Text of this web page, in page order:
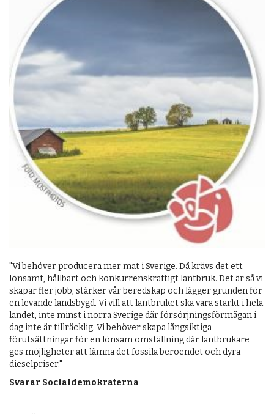
"Vi behöver producera mer mat i Sverige. Då krävs det ett
lönsamt, hållbart och konkurrenskraftigt lantbruk. Det är så vi
skapar fler jobb, stärker vår beredskap och lägger grunden för
en levande landsbygd. Vi vill att lantbruket ska vara starkt i hela
landet, inte minst i norra Sverige där försörjningsförmågan i
dag inte är tillräcklig. Vi behöver skapa långsiktiga
förutsättningar för en lönsam omställning där lantbrukare
ges möjligheter att lämna det fossila beroendet och dyra
dieselpriser."
Svarar Socialdemokraterna